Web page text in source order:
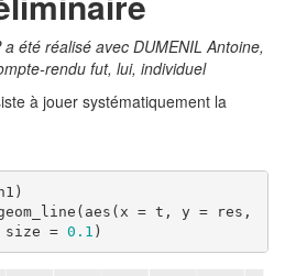
été réalisé avec DUMENIL Antoine,
rendu fut, lui, individuel
à jouer systématiquement la
= t, y = res,
size = 0.1 )